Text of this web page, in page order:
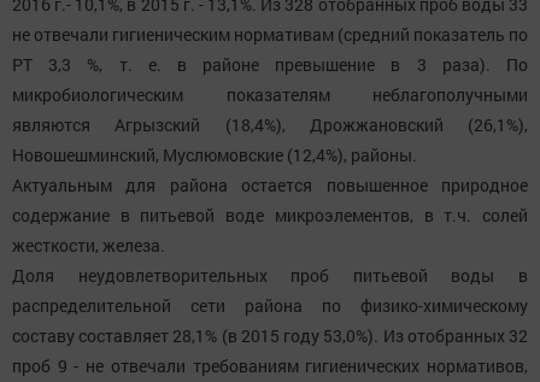
не отвечали гигиеническим нормативам (средний показатель по
РТ 3,3 %, т. е. в районе превышение в 3 раза). По
микробиологическим показателям неблагополучными
являются Агрызский (18,4%), Дрожжановский (26,1%),
Новошешминский, Муслюмовские (12,4%), районы.
Актуальным для района остается повышенное природное
содержание в питьевой воде микроэлементов, в т.ч. солей
жесткости, железа.
Доля неудовлетворительных проб питьевой воды в
распределительной сети района по физико-химическому
составу составляет 28,1% (в 2015 году 53,0%). Из отобранных 32
проб 9 - не отвечали требованиям гигиенических нормативов,